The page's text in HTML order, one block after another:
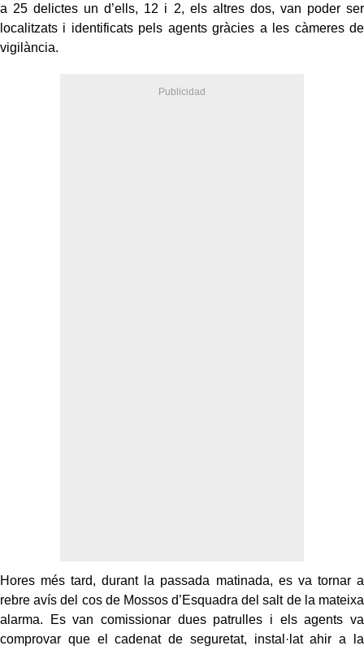
a 25 delictes un d’ells, 12 i 2, els altres dos, van poder ser
localitzats i identificats pels agents gràcies a les càmeres de
vigilància.
Hores més tard, durant la passada matinada, es va tornar a
rebre avís del cos de Mossos d’Esquadra del salt de la mateixa
alarma. Es van comissionar dues patrulles i els agents va
comprovar que el cadenat de seguretat, instal·lat ahir a la